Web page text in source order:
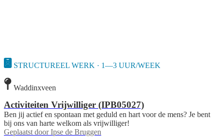
STRUCTUREEL WERK · 1—3 UUR/WEEK
Waddinxveen
Activiteiten Vrijwilliger (IPB05027)
Ben jij actief en spontaan met geduld en hart voor de mens? Je bent
bij ons van harte welkom als vrijwilliger!
Geplaatst door Ipse de Bruggen